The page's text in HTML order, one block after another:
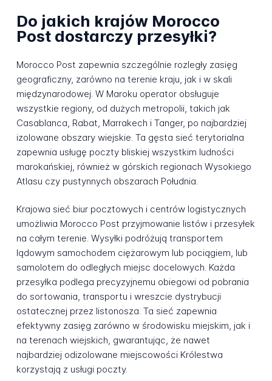
Do jakich krajów Morocco
Post dostarczy przesyłki?
Morocco Post zapewnia szczególnie rozległy zasięg
geograficzny, zarówno na terenie kraju, jak i w skali
międzynarodowej. W Maroku operator obsługuje
wszystkie regiony, od dużych metropolii, takich jak
Casablanca, Rabat, Marrakech i Tanger, po najbardziej
izolowane obszary wiejskie. Ta gęsta sieć terytorialna
zapewnia usługę poczty bliskiej wszystkim ludności
marokańskiej, również w górskich regionach Wysokiego
Atlasu czy pustynnych obszarach Południa.
Krajowa sieć biur pocztowych i centrów logistycznych
umożliwia Morocco Post przyjmowanie listów i przesyłek
na całym terenie. Wysyłki podróżują transportem
lądowym samochodem ciężarowym lub pociągiem, lub
samolotem do odległych miejsc docelowych. Każda
przesyłka podlega precyzyjnemu obiegowi od pobrania
do sortowania, transportu i wreszcie dystrybucji
ostatecznej przez listonosza. Ta sieć zapewnia
efektywny zasięg zarówno w środowisku miejskim, jak i
na terenach wiejskich, gwarantując, że nawet
najbardziej odizolowane miejscowości Królestwa
korzystają z usługi poczty.